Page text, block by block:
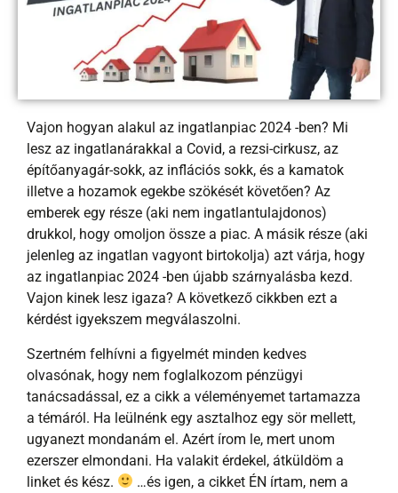
Vajon hogyan alakul az ingatlanpiac 2024 -ben? Mi
lesz az ingatlanárakkal a Covid, a rezsi-cirkusz, az
építőanyagár-sokk, az inflációs sokk, és a kamatok
illetve a hozamok egekbe szökését követően? Az
emberek egy része (aki nem ingatlantulajdonos)
drukkol, hogy omoljon össze a piac. A másik része (aki
jelenleg az ingatlan vagyont birtokolja) azt várja, hogy
az ingatlanpiac 2024 -ben újabb szárnyalásba kezd.
Vajon kinek lesz igaza? A következő cikkben ezt a
kérdést igyekszem megválaszolni.
Szertném felhívni a figyelmét minden kedves
olvasónak, hogy nem foglalkozom pénzügyi
tanácsadással, ez a cikk a véleményemet tartamazza
a témáról. Ha leülnénk egy asztalhoz egy sör mellett,
ugyanezt mondanám el. Azért írom le, mert unom
ezerszer elmondani. Ha valakit érdekel, átküldöm a
linket és kész.
…és igen, a cikket ÉN írtam, nem a